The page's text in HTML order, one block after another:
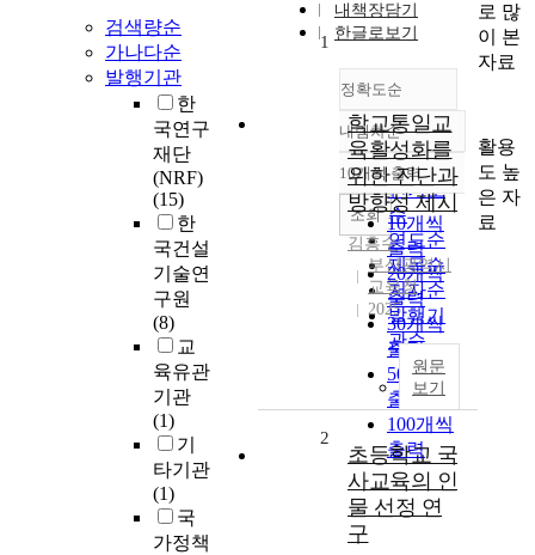
검색량순
가나다순
발행기관
한
국연구
재단
(NRF)
(15)
한
국건설
기술연
구원
(8)
교
육유관
기관
(1)
기
타기관
(1)
국
가정책
내책장담기
한글로보기
정확도순
정확도
순
인기도
순
연도순
제목순
저자순
발행기
관순
내림차순
내림차순
10개씩 출력
10개씩
출력
20개씩
출력
30개씩
출력
50개씩
출력
100개씩
출력
조회
1
학교통일교
육활성화를
위한 진단과
방향성 제시
김흥수
부산광역시
교육청
2025
원문
보기
2
초등학교 국
사교육의 인
물 선정 연
구
로 많
이 본
자료
활용
도 높
은 자
료